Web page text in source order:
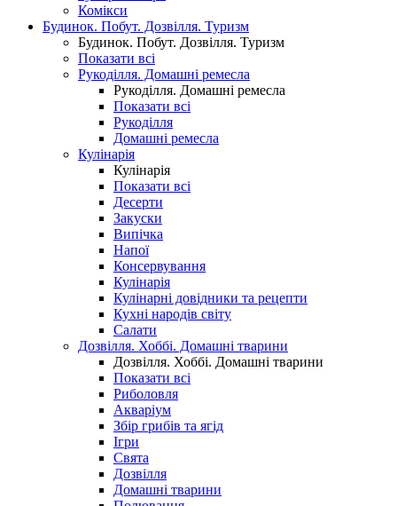
Комікси
Будинок. Побут. Дозвілля. Туризм
Будинок. Побут. Дозвілля. Туризм
Показати всі
Рукоділля. Домашні ремесла
Рукоділля. Домашні ремесла
Показати всі
Рукоділля
Домашні ремесла
Кулінарія
Кулінарія
Показати всі
Десерти
Закуски
Випічка
Напої
Консервування
Кулінарія
Кулінарні довідники та рецепти
Кухні народів світу
Салати
Дозвілля. Хоббі. Домашні тварини
Дозвілля. Хоббі. Домашні тварини
Показати всі
Риболовля
Акваріум
Збір грибів та ягід
Ігри
Свята
Дозвілля
Домашні тварини